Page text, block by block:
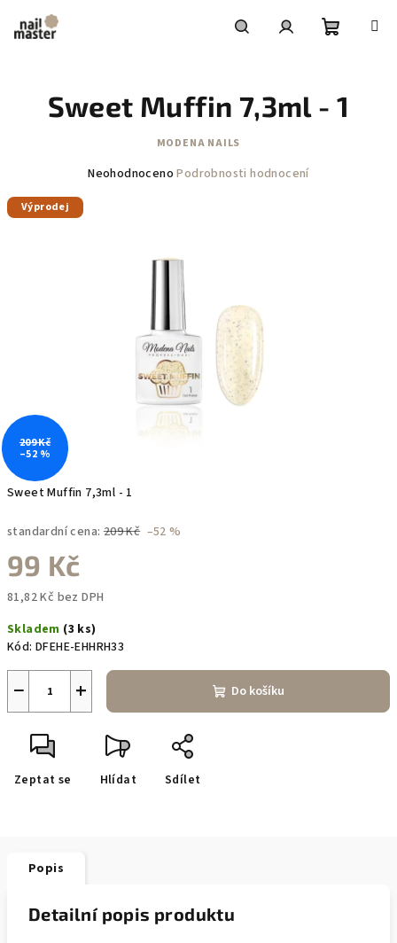
obsah
košík
Sweet Muffin 7,3ml - 1
standardní cena: 209 Kč –52 %
99 Kč
81,82 Kč bez DPH
cena:
Skladem (3 ks)
Kód: DFEHE-EHHRH33
+
− Do košíku
Zeptat se Hlídat Sdílet
Sweet Muffin 7,3ml - 1
MODENA NAILS
Průměrné
Neohodnoceno Podrobnosti hodnocení
Výprodej
209 Kč
–52 %
Popis
Detailní popis produktu